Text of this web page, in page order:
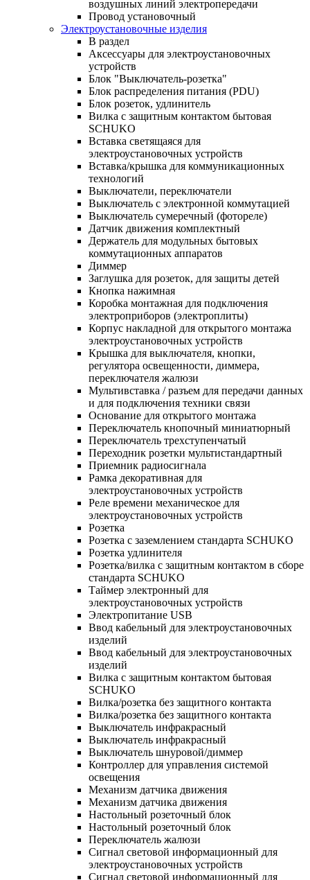
воздушных линий электропередачи
Провод установочный
Электроустановочные изделия
В раздел
Аксессуары для электроустановочных
устройств
Блок "Выключатель-розетка"
Блок распределения питания (PDU)
Блок розеток, удлинитель
Вилка с защитным контактом бытовая
SCHUKO
Вставка светящаяся для
электроустановочных устройств
Вставка/крышка для коммуникационных
технологий
Выключатели, переключатели
Выключатель с электронной коммутацией
Выключатель сумеречный (фотореле)
Датчик движения комплектный
Держатель для модульных бытовых
коммутационных аппаратов
Диммер
Заглушка для розеток, для защиты детей
Кнопка нажимная
Коробка монтажная для подключения
электроприборов (электроплиты)
Корпус накладной для открытого монтажа
электроустановочных устройств
Крышка для выключателя, кнопки,
регулятора освещенности, диммера,
переключателя жалюзи
Мультивставка / разъем для передачи данных
и для подключения техники связи
Основание для открытого монтажа
Переключатель кнопочный миниатюрный
Переключатель трехступенчатый
Переходник розетки мультистандартный
Приемник радиосигнала
Рамка декоративная для
электроустановочных устройств
Реле времени механическое для
электроустановочных устройств
Розетка
Розетка с заземлением стандарта SCHUKO
Розетка удлинителя
Розетка/вилка с защитным контактом в сборе
стандарта SCHUKO
Таймер электронный для
электроустановочных устройств
Электропитание USB
Ввод кабельный для электроустановочных
изделий
Ввод кабельный для электроустановочных
изделий
Вилка с защитным контактом бытовая
SCHUKO
Вилка/розетка без защитного контакта
Вилка/розетка без защитного контакта
Выключатель инфракрасный
Выключатель инфракрасный
Выключатель шнуровой/диммер
Контроллер для управления системой
освещения
Механизм датчика движения
Механизм датчика движения
Настольный розеточный блок
Настольный розеточный блок
Переключатель жалюзи
Сигнал световой информационный для
электроустановочных устройств
Сигнал световой информационный для